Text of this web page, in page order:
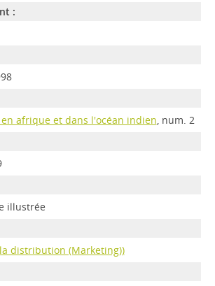
:
afrique et dans l'océan indien, num. 2
illustrée
distribution (Marketing))